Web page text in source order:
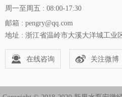
周一至周五 : 08:00-17:30
邮箱 : pengry@qq.com
地址 : 浙江省温岭市大溪大洋城工业
在线咨询 关注微博